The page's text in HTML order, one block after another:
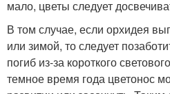
мало, цветы следует
В том случае, если орхидея
или зимой, то следует
погиб из-за короткого
темное время года цветонос